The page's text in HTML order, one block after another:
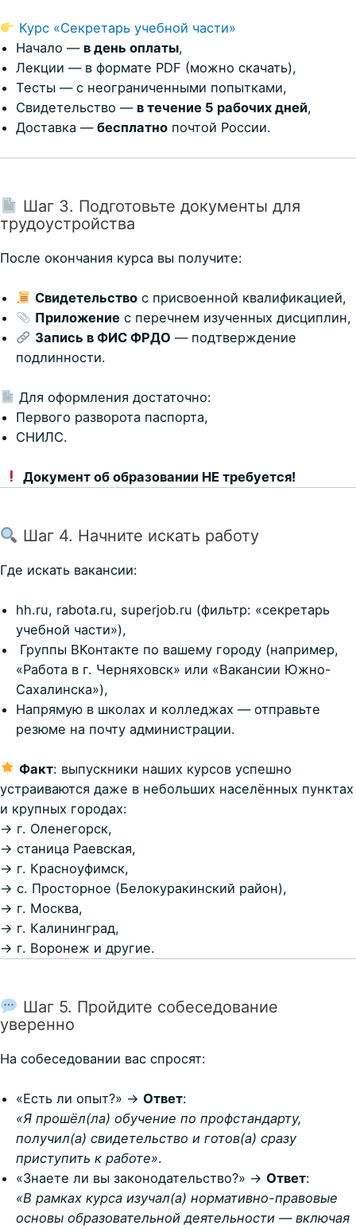
Курс «Секретарь учебной части»
Начало — в день оплаты,
Лекции — в формате PDF (можно скачать),
Тесты — с неограниченными попытками,
Свидетельство — в течение 5 рабочих дней,
Доставка — бесплатно почтой России.
Шаг 3. Подготовьте документы для
трудоустройства
После окончания курса вы получите:
Свидетельствос присвоенной квалификацией,
Приложениес перечнем изученных дисциплин,
Запись в ФИС ФРДО — подтверждение
подлинности.
Для оформления достаточно:
Первого разворота паспорта,
СНИЛС.
Документ об образовании НЕ требуется!
Шаг 4. Начните искать работу
Где искать вакансии:
hh.ru, rabota.ru, superjob.ru (фильтр: «секретарь
учебной части»),
Группы ВКонтакте по вашему городу (например,
«Работа в г. Черняховск» или «Вакансии Южно-
Сахалинска»),
Напрямую в школах и колледжах — отправьте
резюме на почту администрации.
Факт: выпускники наших курсов успешно
устраиваются даже в небольших населённых пунктах
и крупных городах:
→ г. Оленегорск,
→ станица Раевская,
→ г. Красноуфимск,
→ с. Просторное (Белокуракинский район),
→ г. Москва,
→ г. Калининград,
→ г. Воронеж и другие.
Шаг 5. Пройдите собеседование
уверенно
На собеседовании вас спросят:
«Есть ли опыт?» → Ответ:
«Я прошёл(ла) обучение по профстандарту,
получил(а) свидетельство и готов(а) сразу
приступить к работе».
«Знаете ли вы законодательство?» → Ответ:
«В рамках курса изучал(а) нормативно-правовые
основы образовательной деятельности — включая